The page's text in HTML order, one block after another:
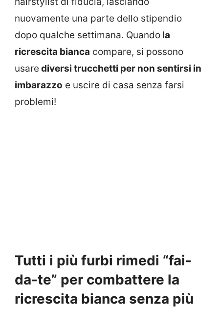
nuovamente una parte dello stipendio
dopo qualche settimana. Quando la
ricrescita bianca compare, si possono
usare diversi trucchetti per non sentirsi in
imbarazzo e uscire di casa senza farsi
problemi!
Tutti i più furbi rimedi “fai-
da-te” per combattere la
ricrescita bianca senza più